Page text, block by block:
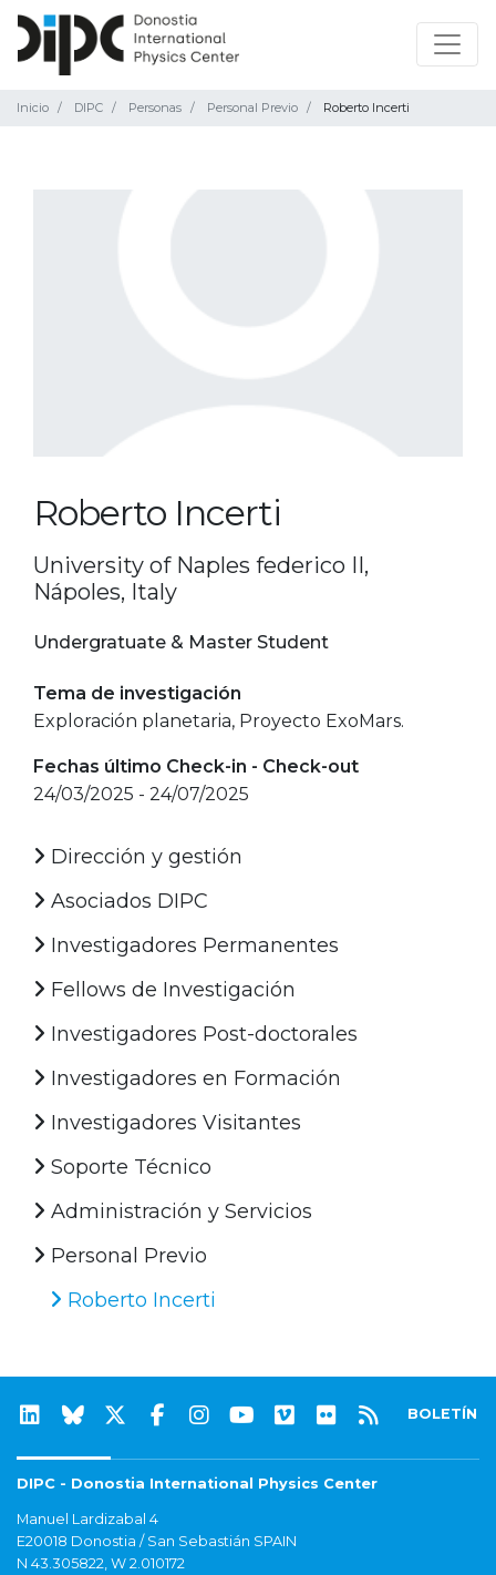
Inicio DIPC Personas Personal Previo Roberto Incerti
Roberto Incerti
University of Naples federico II,
Nápoles, Italy
Undergratuate & Master Student
Tema de investigación
Exploración planetaria, Proyecto ExoMars.
Fechas último Check-in - Check-out
24/03/2025 - 24/07/2025
Dirección y gestión
Asociados DIPC
Investigadores Permanentes
Fellows de Investigación
Investigadores Post-doctorales
Investigadores en Formación
Investigadores Visitantes
Soporte Técnico
Administración y Servicios
Personal Previo
Roberto Incerti
BOLETÍN
DIPC - Donostia International Physics Center
Manuel Lardizabal 4
E20018 Donostia / San Sebastián SPAIN
N 43.305822, W 2.010172